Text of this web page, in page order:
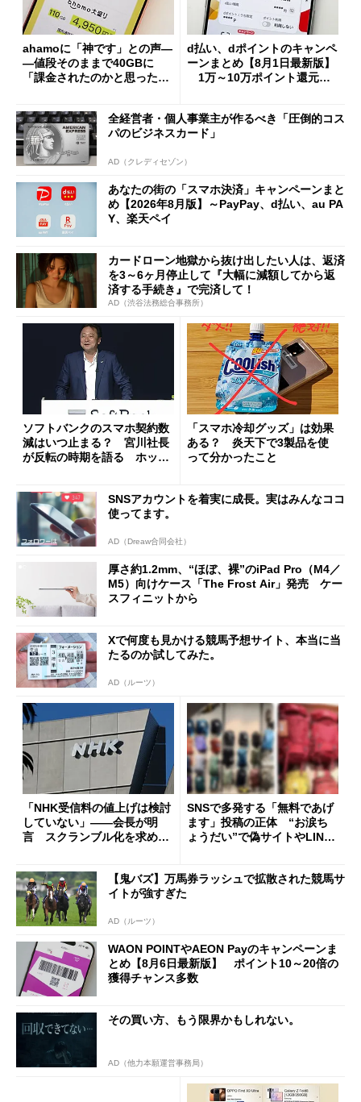
ahamoに「神です」との声―
―値段そのままで40GBに
「課金されたのかと思った」
d払い、dポイントのキャンペ
ーンまとめ【8月1日最新版】
1万～10万ポイント還元の
全経営者・個人事業主が作るべき「圧倒的コス
パのビジネスカード」
AD（クレディセゾン）
あなたの街の「スマホ決済」キャンペーンまと
め【2026年8月版】～PayPay、d払い、au PA
Y、楽天ペイ
カードローン地獄から抜け出したい人は、返済
を3～6ヶ月停止して『大幅に減額してから返
済する手続き』で完済して！
AD（渋谷法務総合事務所）
ソフトバンクのスマホ契約数
減はいつ止まる？ 宮川社長
が反転の時期を語る ホッピ
「スマホ冷却グッズ」は効果
ある？ 炎天下で3製品を使
って分かったこと
SNSアカウントを着実に成長。実はみんなココ
使ってます。
AD（Dreaw合同会社）
厚さ約1.2mm、“ほぼ、裸”のiPad Pro（M4／
M5）向けケース「The Frost Air」発売 ケー
スフィニットから
Xで何度も見かける競馬予想サイト、本当に当
たるのか試してみた。
AD（ルーツ）
「NHK受信料の値上げは検討
していない」――会長が明
言 スクランブル化を求める
SNSで多発する「無料であげ
ます」投稿の正体 “お涙ち
ょうだい”で偽サイトやLINE
【鬼バズ】万馬券ラッシュで拡散された競馬サ
イトが強すぎた
AD（ルーツ）
WAON POINTやAEON Payのキャンペーンま
とめ【8月6日最新版】 ポイント10～20倍の
獲得チャンス多数
その買い方、もう限界かもしれない。
AD（他力本願運営事務局）